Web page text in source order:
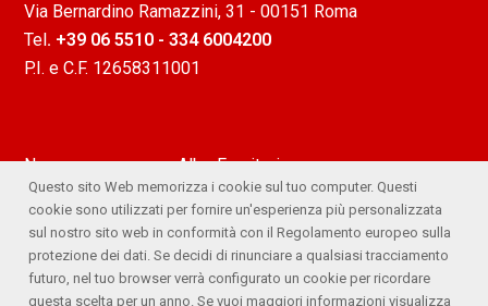
Via Bernardino Ramazzini, 31 - 00151 Roma
Tel. +39 06 5510 - 334 6004200
P.I. e C.F. 12658311001
News
Albo Fornitori
Attività
Ufficio Stampa
Lavora con noi
Comitato Trasparente
Whistleblowing
Questo sito Web memorizza i cookie sul tuo computer. Questi
cookie sono utilizzati per fornire un'esperienza più personalizzata
sul nostro sito web in conformità con il Regolamento europeo sulla
protezione dei dati. Se decidi di rinunciare a qualsiasi tracciamento
futuro, nel tuo browser verrà configurato un cookie per ricordare
questa scelta per un anno. Se vuoi maggiori informazioni visualizza